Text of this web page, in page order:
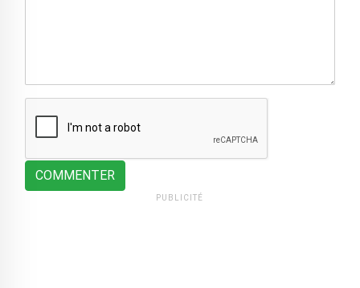
COMMENTER
PUBLICITÉ